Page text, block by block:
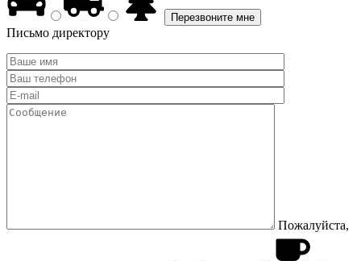
Письмо директору
Пожалуйста,